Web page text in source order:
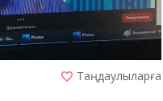
Таңдаулыларға